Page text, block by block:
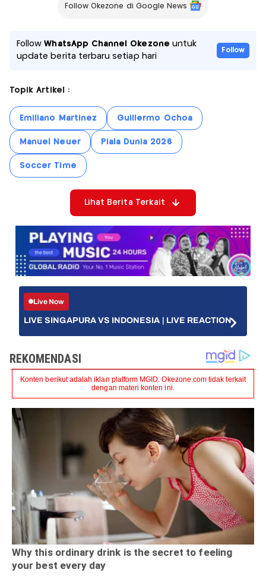
Follow Okezone di Google News
FollowWhatsApp Channel Okezone untuk
update berita terbaru setiap hari
Follow
Topik Artikel :
Emiliano Martinez Guillermo Ochoa
Manuel Neuer Piala Dunia 2026
Soccer Time
Lihat Berita Terkait
Live Now
LIVE SINGAPURA VS INDONESIA | LIVE REACTION